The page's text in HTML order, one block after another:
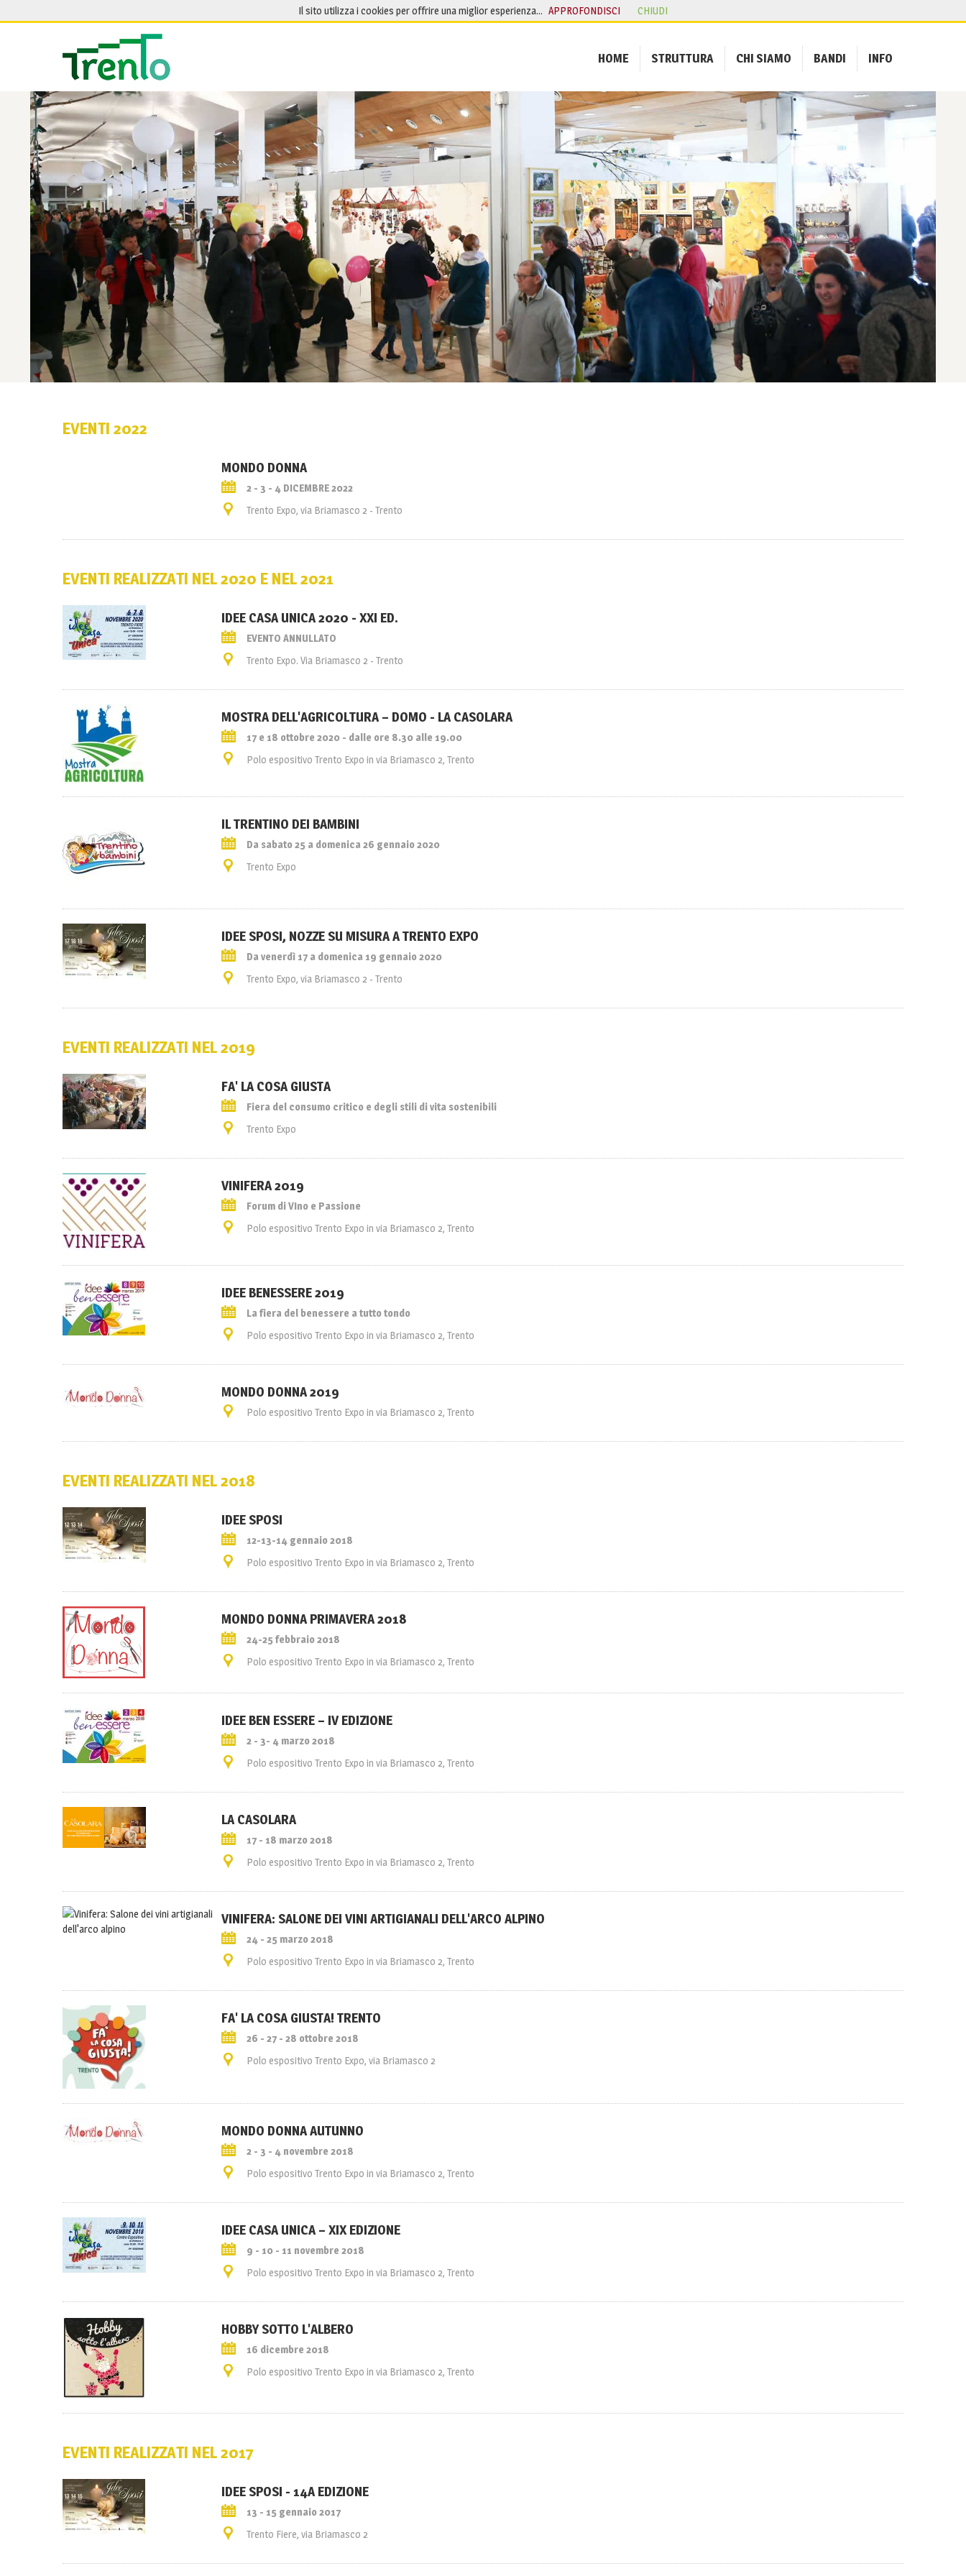
HOME STRUTTURA CHI SIAMO BANDI INFO
EVENTI 2022
MONDO DONNA
2 - 3 - 4 DICEMBRE 2022
Trento Expo, via Briamasco 2 - Trento
EVENTI REALIZZATI NEL 2020 E NEL 2021
IDEE CASA UNICA 2020 - XXI ED.
EVENTO ANNULLATO
Trento Expo. Via Briamasco 2 - Trento
MOSTRA DELL'AGRICOLTURA – DOMO - LA CASOLARA
17 e 18 ottobre 2020 - dalle ore 8.30 alle 19.00
Polo espositivo Trento Expo in via Briamasco 2, Trento
IL TRENTINO DEI BAMBINI
Da sabato 25 a domenica 26 gennaio 2020
Trento Expo
IDEE SPOSI, NOZZE SU MISURA A TRENTO EXPO
Da venerdì 17 a domenica 19 gennaio 2020
Trento Expo, via Briamasco 2 - Trento
EVENTI REALIZZATI NEL 2019
FA' LA COSA GIUSTA
Fiera del consumo critico e degli stili di vita sostenibili
Trento Expo
VINIFERA 2019
Forum di VIno e Passione
Polo espositivo Trento Expo in via Briamasco 2, Trento
IDEE BENESSERE 2019
La fiera del benessere a tutto tondo
Polo espositivo Trento Expo in via Briamasco 2, Trento
MONDO DONNA 2019
Polo espositivo Trento Expo in via Briamasco 2, Trento
EVENTI REALIZZATI NEL 2018
IDEE SPOSI
12-13-14 gennaio 2018
Polo espositivo Trento Expo in via Briamasco 2, Trento
MONDO DONNA PRIMAVERA 2018
24-25 febbraio 2018
Polo espositivo Trento Expo in via Briamasco 2, Trento
IDEE BEN ESSERE – IV EDIZIONE
2 - 3- 4 marzo 2018
Polo espositivo Trento Expo in via Briamasco 2, Trento
LA CASOLARA
17 - 18 marzo 2018
Polo espositivo Trento Expo in via Briamasco 2, Trento
VINIFERA: SALONE DEI VINI ARTIGIANALI DELL'ARCO ALPINO
24 - 25 marzo 2018
Polo espositivo Trento Expo in via Briamasco 2, Trento
FA' LA COSA GIUSTA! TRENTO
26 - 27 - 28 ottobre 2018
Polo espositivo Trento Expo, via Briamasco 2
MONDO DONNA AUTUNNO
2 - 3 - 4 novembre 2018
Polo espositivo Trento Expo in via Briamasco 2, Trento
IDEE CASA UNICA – XIX EDIZIONE
9 - 10 - 11 novembre 2018
Polo espositivo Trento Expo in via Briamasco 2, Trento
HOBBY SOTTO L'ALBERO
16 dicembre 2018
Polo espositivo Trento Expo in via Briamasco 2, Trento
EVENTI REALIZZATI NEL 2017
IDEE SPOSI - 14A EDIZIONE
13 - 15 gennaio 2017
Trento Fiere, via Briamasco 2
Il sito utilizza i cookies per offrire una miglior esperienza… APPROFONDISCI CHIUDI